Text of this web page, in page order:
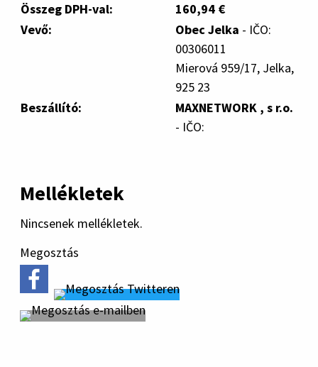
Összeg DPH-val:
160,94 €
Vevő:
Obec Jelka - IČO:
00306011
Mierová 959/17, Jelka,
925 23
Beszállító:
MAXNETWORK , s r.o.
- IČO:
Mellékletek
Nincsenek mellékletek.
Megosztás